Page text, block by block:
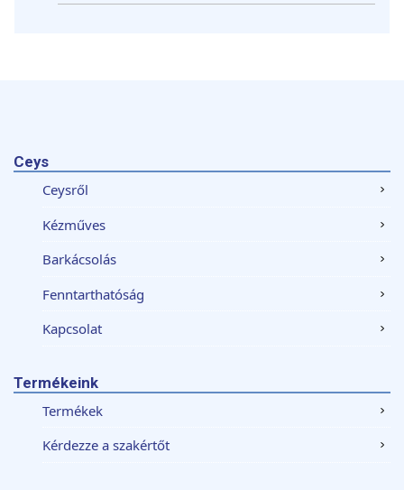
Ceys
Ceysről
Kézműves
Barkácsolás
Fenntarthatóság
Kapcsolat
Termékeink
Termékek
Kérdezze a szakértőt